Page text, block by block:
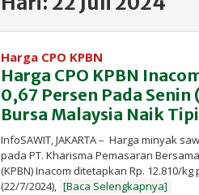
Harga CPO KPBN
Harga CPO KPBN
0,67 Persen Pada Senin
Bursa Malaysia Naik
InfoSAWIT, JAKARTA – Harga minyak
pada PT. Kharisma Pemasaran
(KPBN) Inacom ditetapkan Rp. 12.810/kg
(22/7/2024), [Baca Selengkapnya]